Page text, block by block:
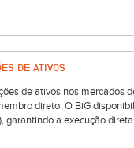
DE ATIVOS
de ativos nos mercados
direto. O BiG
garantindo a execução direta.